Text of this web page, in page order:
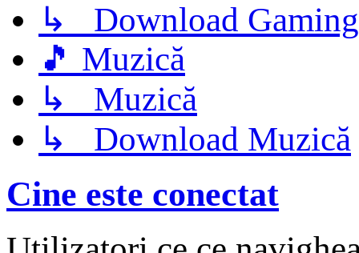
↳ Download Gaming
🎵 Muzică
↳ Muzică
↳ Download Muzică
Cine este conectat